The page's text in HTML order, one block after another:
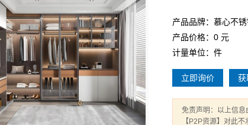
产品品牌：慕心不
产品价格：0 元
计量单位：件
立即询价 获
免责声明：以上信息
【P2P资源】对此